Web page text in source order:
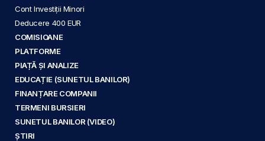
Cont Investiții Minori
Deducere 400 EUR
COMISIOANE
PLATFORME
PIAȚĂ ȘI ANALIZE
EDUCAȚIE (SUNETUL BANILOR)
FINANȚARE COMPANII
TERMENI BURSIERI
SUNETUL BANILOR (VIDEO)
ȘTIRI